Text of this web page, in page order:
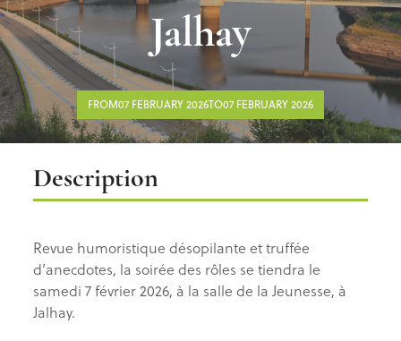
Jalhay
FROM07 FEBRUARY 2026TO07 FEBRUARY 2026
Description
Description
Revue humoristique désopilante et truffée
d’anecdotes, la soirée des rôles se tiendra le
samedi 7 février 2026, à la salle de la Jeunesse, à
Jalhay.